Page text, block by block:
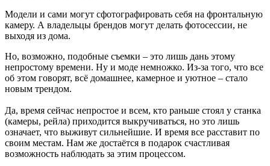
Модели и сами могут сфотографировать себя на фронтальную
камеру. А владельцы брендов могут делать фотосессии, не
выходя из дома.
Но, возможно, подобные съемки – это лишь дань этому
непростому времени. Ну и моде немножко. Из-за того, что все
об этом говорят, всё домашнее, камерное и уютное – стало
новым трендом.
Да, время сейчас непростое и всем, кто раньше стоял у станка
(камеры, рейла) приходится выкручиваться, но это лишь
означает, что выживут сильнейшие. И время все расставит по
своим местам. Нам же достаётся в подарок счастливая
возможность наблюдать за этим процессом.